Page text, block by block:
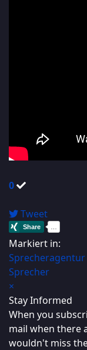
0
Tweet
Markiert in:
Sprecheragentur
Sprecher
×
Stay Informed
When you
mail when there
wouldn't miss